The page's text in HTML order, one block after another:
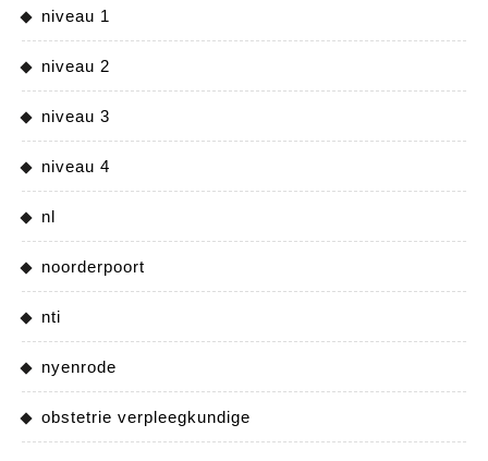
niveau 1
niveau 2
niveau 3
niveau 4
nl
noorderpoort
nti
nyenrode
obstetrie verpleegkundige